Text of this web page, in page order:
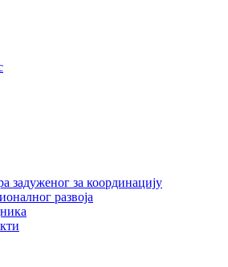
задуженог за координацију
развоја